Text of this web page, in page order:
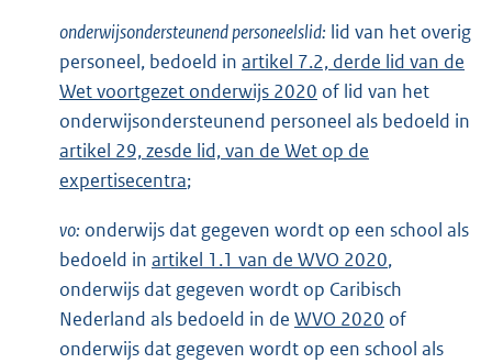
onderwijsondersteunend personeelslid: lid van het overig
personeel, bedoeld in artikel 7.2, derde lid van de
Wet voortgezet onderwijs 2020 of lid van het
onderwijsondersteunend personeel als bedoeld in
artikel 29, zesde lid, van de Wet op de
expertisecentra;
vo: onderwijs dat gegeven wordt op een school als
bedoeld in artikel 1.1 van de WVO 2020,
onderwijs dat gegeven wordt op Caribisch
Nederland als bedoeld in de WVO 2020 of
onderwijs dat gegeven wordt op een school als